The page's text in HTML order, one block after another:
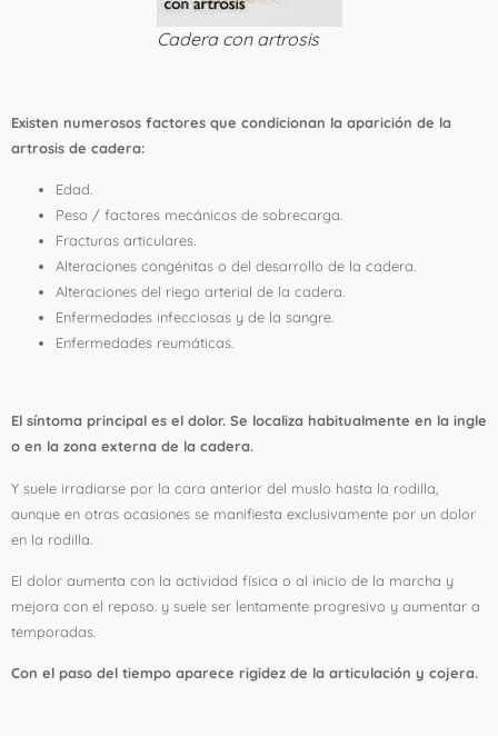
Cadera con artrosis
Existen numerosos factores que condicionan la aparición de la
artrosis de cadera:
Edad.
Peso / factores mecánicos de sobrecarga.
Fracturas articulares.
Alteraciones congénitas o del desarrollo de la cadera.
Alteraciones del riego arterial de la cadera.
Enfermedades infecciosas y de la sangre.
Enfermedades reumáticas.
El síntoma principal es el dolor. Se localiza habitualmente en la ingle
o en la zona externa de la cadera.
Y suele irradiarse por la cara anterior del muslo hasta la rodilla,
aunque en otras ocasiones se manifiesta exclusivamente por un dolor
en la rodilla.
El dolor aumenta con la actividad física o al inicio de la marcha y
mejora con el reposo. y suele ser lentamente progresivo y aumentar a
temporadas.
Con el paso del tiempo aparece rigidez de la articulación y cojera.